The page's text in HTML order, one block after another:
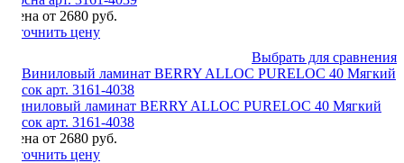
Цена от 2680 руб.
Уточнить цену
Выбрать для сравнения
Виниловый ламинат BERRY ALLOC PURELOC 40 Мягкий
песок арт. 3161-4038
Цена от 2680 руб.
Уточнить цену